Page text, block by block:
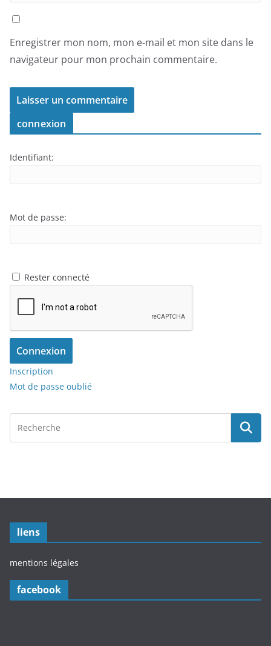
Enregistrer mon nom, mon e-mail et mon site dans le
navigateur pour mon prochain commentaire.
connexion
Identifiant:
Mot de passe:
Rester connecté
Connexion
Inscription
Mot de passe oublié
liens
mentions légales
facebook